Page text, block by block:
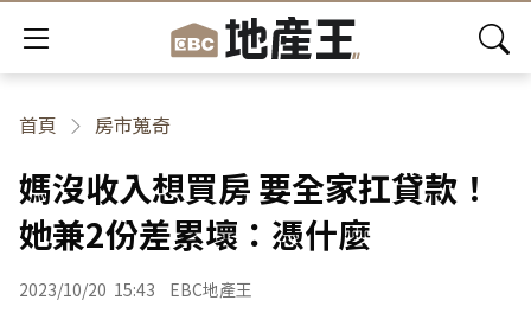
首頁 房市蒐奇
媽沒收入想買房 要全家扛貸款！
她兼2份差累壞：憑什麼
2023/10/20 15:43 EBC地產王